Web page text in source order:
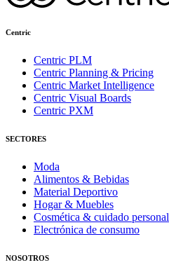
Centric
Centric PLM
Centric Planning & Pricing
Centric Market Intelligence
Centric Visual Boards
Centric PXM
SECTORES
Moda
Alimentos & Bebidas
Material Deportivo
Hogar & Muebles
Cosmética & cuidado personal
Electrónica de consumo
NOSOTROS